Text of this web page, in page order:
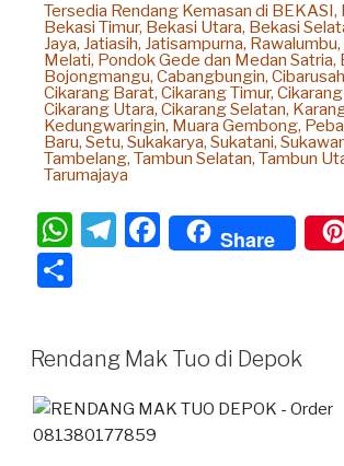
Tersedia Rendang Kemasan di BEKASI,
Bekasi Timur, Bekasi Utara, Bekasi
Jaya, Jatiasih, Jatisampurna,
Melati, Pondok Gede dan Medan Satria,
Bojongmangu, Cabangbungin,
Cikarang Barat, Cikarang Timur,
Cikarang Utara, Cikarang Selatan,
Kedungwaringin, Muara Gembong,
Baru, Setu, Sukakarya, Sukatani,
Tambelang, Tambun Selatan, Tambun
Tarumajaya
W
A
p
p
T
a
m
F
a
b
o
Share
ar
e
Rendang Mak Tuo di Depok